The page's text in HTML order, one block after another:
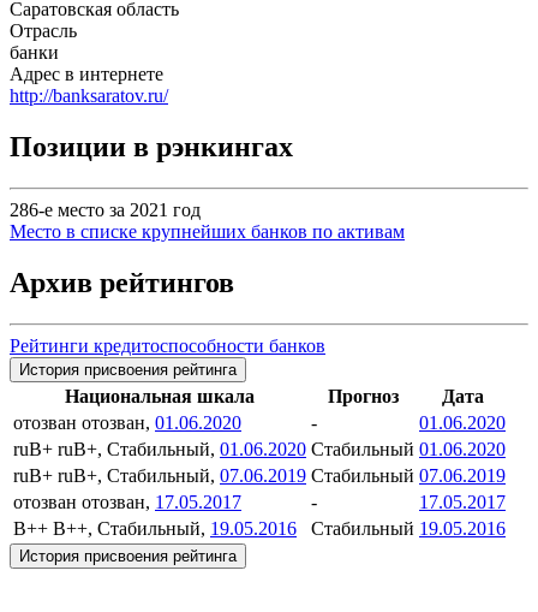
Саратовская область
Отрасль
банки
Адрес в интернете
http://banksaratov.ru/
Позиции в рэнкингах
286-е место за 2021 год
Место в списке крупнейших банков по активам
Архив рейтингов
Рейтинги кредитоспособности банков
История присвоения рейтинга
Национальная шкала Прогноз
Дата
отозван отозван, 01.06.2020 -
01.06.2020
ruB+ ruB+, Стабильный, 01.06.2020 Стабильный 01.06.2020
ruB+ ruB+, Стабильный, 07.06.2019 Стабильный 07.06.2019
отозван отозван, 17.05.2017 -
17.05.2017
B++ B++, Стабильный, 19.05.2016 Стабильный 19.05.2016
История присвоения рейтинга